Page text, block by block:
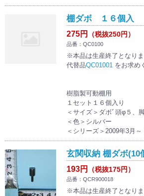
棚ダボ １６個入
275円 （税抜250円）
品番：QC0100
※本品は生産終了となりま
代替品QC01001をお求め
樹脂製可動棚用
１セット１６個入り
＜サイズ＞ダボﾞ頭φ５、
＜色＞シルバー
＜シリーズ＞2009年3月
玄関収納 棚ダボ(10
193円 （税抜175円）
品番：QCR900018
※本品は生産終了となり